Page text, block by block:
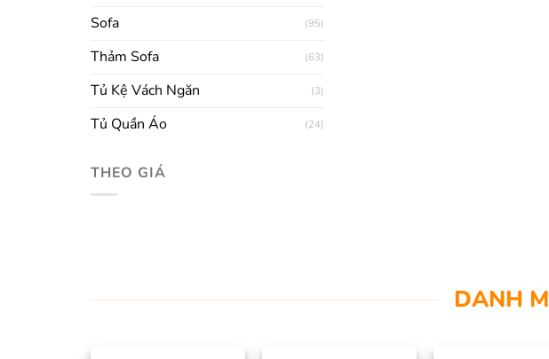
Sofa (95)
Thảm Sofa (63)
Tủ Kệ Vách Ngăn (3)
Tủ Quần Áo (24)
THEO GIÁ
DANH